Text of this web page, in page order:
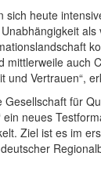
sich heute
als
mittlerweile auch
und Vertrauen“,
für
ein neues
Ziel ist es im